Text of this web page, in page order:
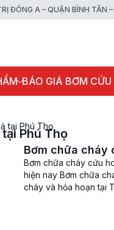
ĐÔNG A – QUẬN BÌNH TÂN
BÁO GIÁ BƠM CỨU
tại Phú Thọ
Phú Thọ
Bơm chữa cháy
Bơm chữa cháy cứu
hiện nay Bơm chữa
cháy và hỏa hoạn tại